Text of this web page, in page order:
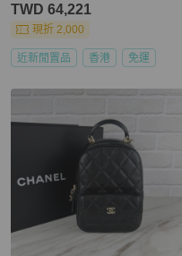
TWD 64,221
現折 2,000
近新閒置品 香港 免運